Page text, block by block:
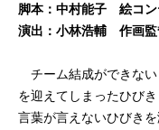
脚本：中村能子 絵コン
演出：小林浩輔 作画
チーム結成ができない
を迎えてしまったひび
言葉が言えないひびき